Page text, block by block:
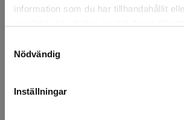
information som du har tillhandahållit
Nödvändig
Inställningar
Årsta 13 st